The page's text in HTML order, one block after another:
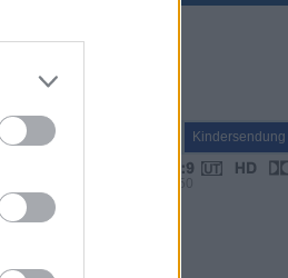
Kindersendung
VPS 20:50